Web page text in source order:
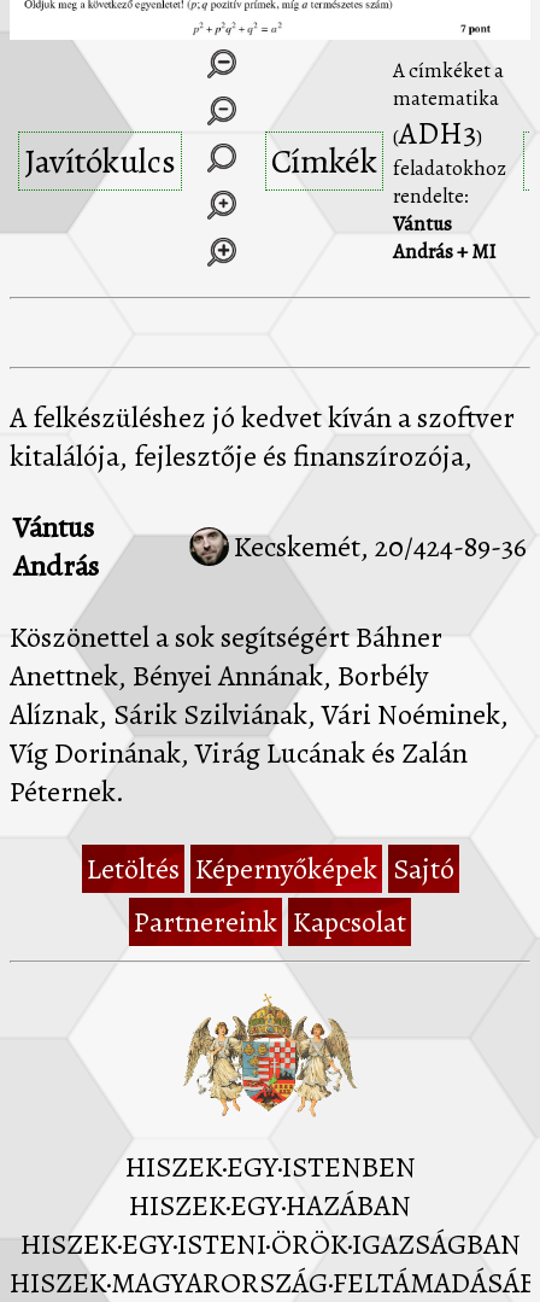
Javítókulcs Címkék
A címkéket a
matematika
(ADH3)
feladatokhoz
rendelte:
Vántus
András + MI
A felkészüléshez jó kedvet kíván a szoftver
kitalálója, fejlesztője és finanszírozója,
Vántus
András
Kecskemét, 20/424-89-36
Köszönettel a sok segítségért Báhner
Anettnek, Bényei Annának, Borbély
Alíznak, Sárik Szilviának, Vári Noéminek,
Víg Dorinának, Virág Lucának és Zalán
Péternek.
Letöltés Képernyőképek Sajtó
Partnereink Kapcsolat
HISZEK·EGY·ISTENBEN
HISZEK·EGY·HAZÁBAN
HISZEK·EGY·ISTENI·ÖRÖK·IGAZSÁGBAN